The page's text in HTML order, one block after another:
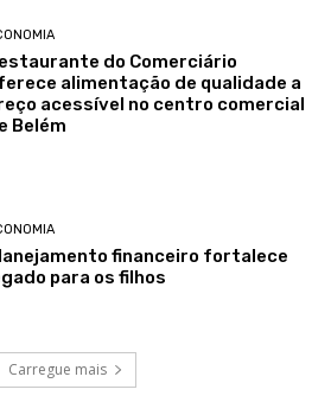
do Comerciário
alimentação de qualidade a
acessível no centro comercial
Belém
financeiro fortalece
para os filhos
Carregue mais